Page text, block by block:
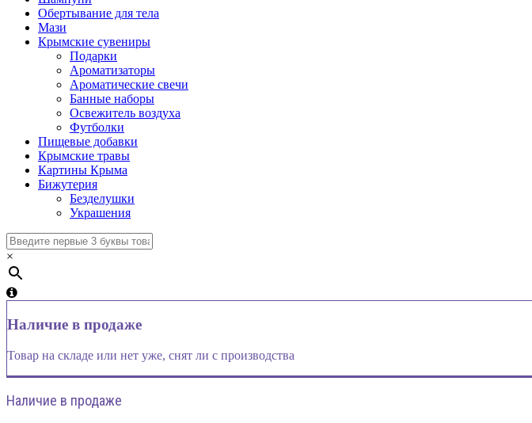
Обертывание для тела
Мази
Крымские сувениры
Подарки
Ароматизаторы
Ароматические свечи
Банные наборы
Освежитель воздуха
Футболки
Пищевые добавки
Крымские травы
Картины Крыма
Бижутерия
Безделушки
Украшения
×
Наличие в продаже
Товар на складе или нет уже, снят ли с производства
Наличие в продаже